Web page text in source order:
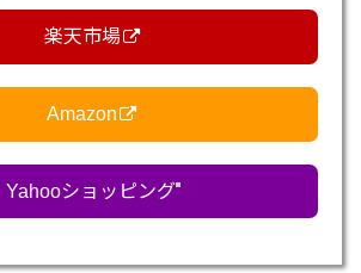
楽天市場
Amazon
Yahooショッピング